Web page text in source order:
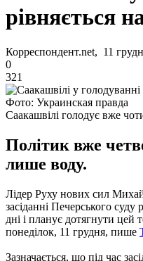
рівняється
Корреспондент.net, 11
0
321
Фото: Украинская правда
Саакашвілі голодує вже
Політик вже
лише воду.
Лідер Руху нових сил
засіданні Печерського
дні і планує дотягнути
понеділок, 11 грудня, пише
Зазначається, що під час